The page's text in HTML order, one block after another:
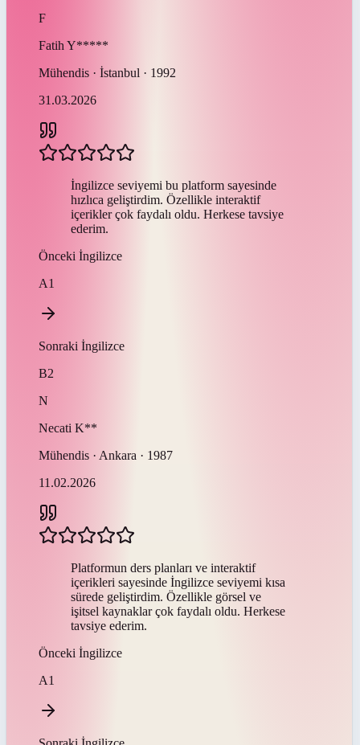
F
Fatih Y*****
Mühendis · İstanbul · 1992
31.03.2026
İngilizce seviyemi bu platform sayesinde
hızlıca geliştirdim. Özellikle interaktif
içerikler çok faydalı oldu. Herkese tavsiye
ederim.
Önceki İngilizce
A1
Sonraki İngilizce
B2
N
Necati K**
Mühendis · Ankara · 1987
11.02.2026
Platformun ders planları ve interaktif
içerikleri sayesinde İngilizce seviyemi kısa
sürede geliştirdim. Özellikle görsel ve
işitsel kaynaklar çok faydalı oldu. Herkese
tavsiye ederim.
Önceki İngilizce
A1